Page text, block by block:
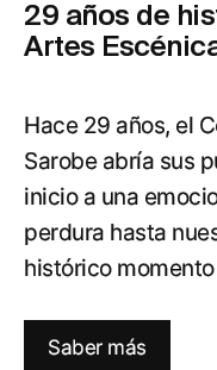
29 años de
Artes
Hace 29 años, el
Sarobe abría sus
inicio a una
perdura hasta
histórico
Saber más